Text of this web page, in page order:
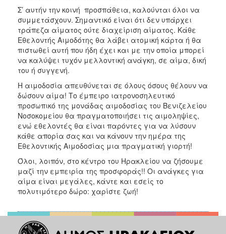
Σ’ αυτήν την κοινή προσπάθεια, καλούνται όλοι να
συμμετάσχουν. Σημαντικό είναι ότι δεν υπάρχει
τράπεζα αίματος ούτε διαχείριση αίματος. Κάθε
Εθελοντής Αιμοδότης θα λάβει ατομική κάρτα ή θα
πιστωθεί αυτή που ήδη έχει και με την οποία μπορεί
να καλύψει τυχόν μελλοντική ανάγκη, σε αίμα, δική
του ή συγγενή.
Η αιμοδοσία απευθύνεται σε όλους όσους θέλουν να
δώσουν αίμα! Το έμπειρο ιατρονοσηλευτικό
προσωπικό της μονάδας αιμοδοσίας του Βενιζελείου
Νοσοκομείου θα πραγματοποιήσει τις αιμοληψίες,
ενώ εθελοντές θα είναι παρόντες για να λύσουν
κάθε απορία σας και να κάνουν την ημέρα της
Εθελοντικής Αιμοδοσίας μια πραγματική γιορτή!
Όλοι, λοιπόν, στο κέντρο του Ηρακλείου να ζήσουμε
μαζί την εμπειρία της προσφοράς!! Οι ανάγκες για
αίμα είναι μεγάλες, κάντε και εσείς το
πολυτιμότερο δώρο: χαρίστε ζωή!